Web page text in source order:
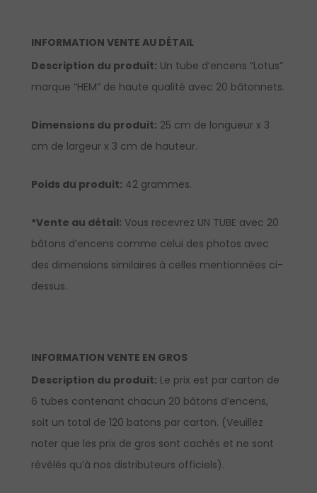
INFORMATION VENTE AU DÉTAIL
Description du produit: Un tube d’encens “Lotus”
marque “HEM” de haute qualité avec 20 bâtonnets.
Dimensions du produit: 25 cm de longueur x 3
cm de largeur x 3 cm de hauteur.
Poids du produit: 42 grammes.
*Vente au détail: Vous recevrez UN TUBE avec 20
bâtons d’encens comme celui des photos avec
des dimensions similaires à celles mentionnées ci-
dessus.
INFORMATION VENTE EN GROS
Description du produit: Le prix est par carton de
6 tubes contenant chacun 20 bâtons d’encens,
soit un total de 120 batons par carton. (Veuillez
noter que les prix de gros sont cachés et ne sont
révélés qu’à nos distributeurs officiels).